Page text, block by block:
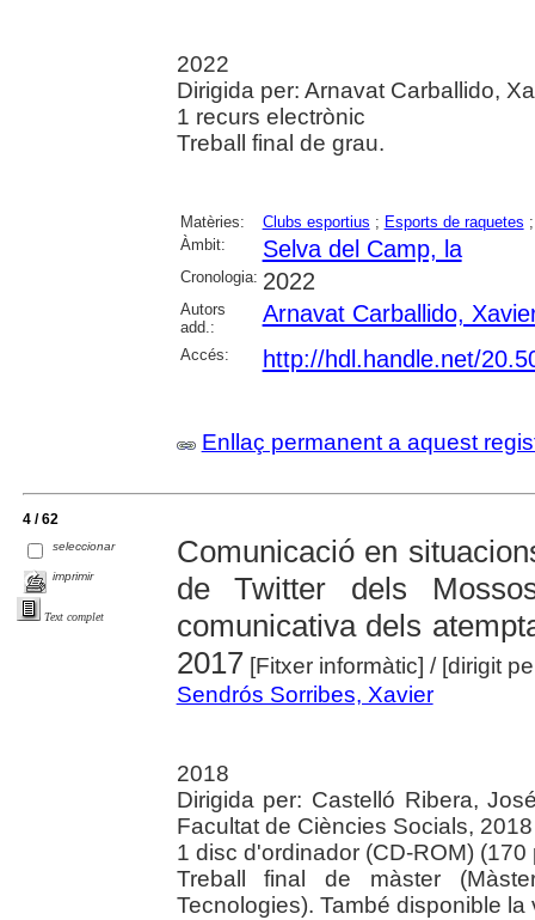
2022
Dirigida per: Arnavat Carballido,
1 recurs electrònic
Treball final de grau.
Matèries: Clubs esportius ; Esports de raquetes
Àmbit:
Selva del Camp, la
Cronologia: 2022
Autors
add.:
Arnavat Carballido,
Accés: http://hdl.handle.net/
Enllaç permanent a aquest
4 / 62
seleccionar
imprimir
Text complet
Comunicació en
de Twitter dels
comunicativa dels
2017 [Fitxer informàtic] / [dirigit
Sendrós Sorribes, Xavier
2018
Dirigida per: Castelló Ribera,
Facultat de Ciències Socials, 2018
1 disc d'ordinador (CD-ROM) (170
Treball final de màster
Tecnologies). També disponible la